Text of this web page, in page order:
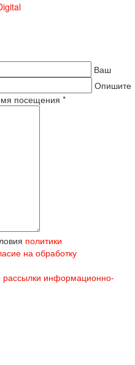
Ваш
Опишите
посещения *
политики
на обработку
рассылки информационно-